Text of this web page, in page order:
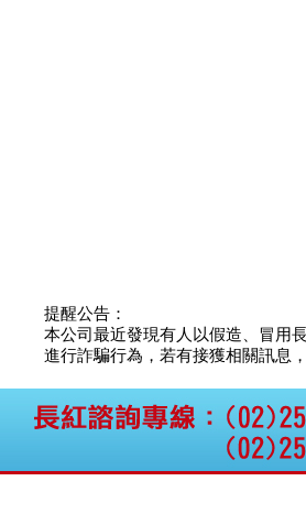
提醒公告：
本公司最近發現有人以假造、冒用
進行詐騙行為，若有接獲相關訊息